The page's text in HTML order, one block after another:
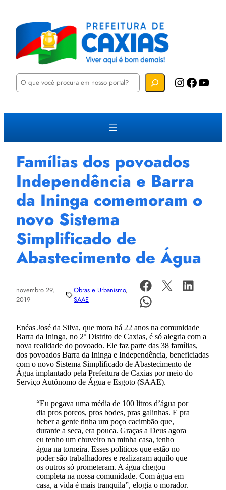
P
u
a
Instagram Facebook YouTube
Famílias dos povoados
Independência e Barra
da Ininga comemoram o
novo Sistema
Simplificado de
Abastecimento de Água
novembro 29,
2019
Obras e Urbanismo
SAAE
Enéas José da Silva, que mora há 22 anos na comunidade
Barra da Ininga, no 2º Distrito de Caxias, é só alegria com a
nova realidade do povoado. Ele faz parte das 38 famílias,
dos povoados Barra da Ininga e Independência, beneficiadas
com o novo Sistema Simplificado de Abastecimento de
Água implantado pela Prefeitura de Caxias por meio do
Serviço Autônomo de Água e Esgoto (SAAE).
“Eu pegava uma média de 100 litros d’água por
dia pros porcos, pros bodes, pras galinhas. E pra
beber a gente tinha um poço cacimbão que,
durante a seca, era pouca. Graças a Deus agora
eu tenho um chuveiro na minha casa, tenho
água na torneira. Esses políticos que estão no
poder são trabalhadores e realizaram aquilo que
os outros só prometeram. A água chegou
completa na nossa comunidade. Com água em
casa, a vida é mais tranquila”, elogia o morador.